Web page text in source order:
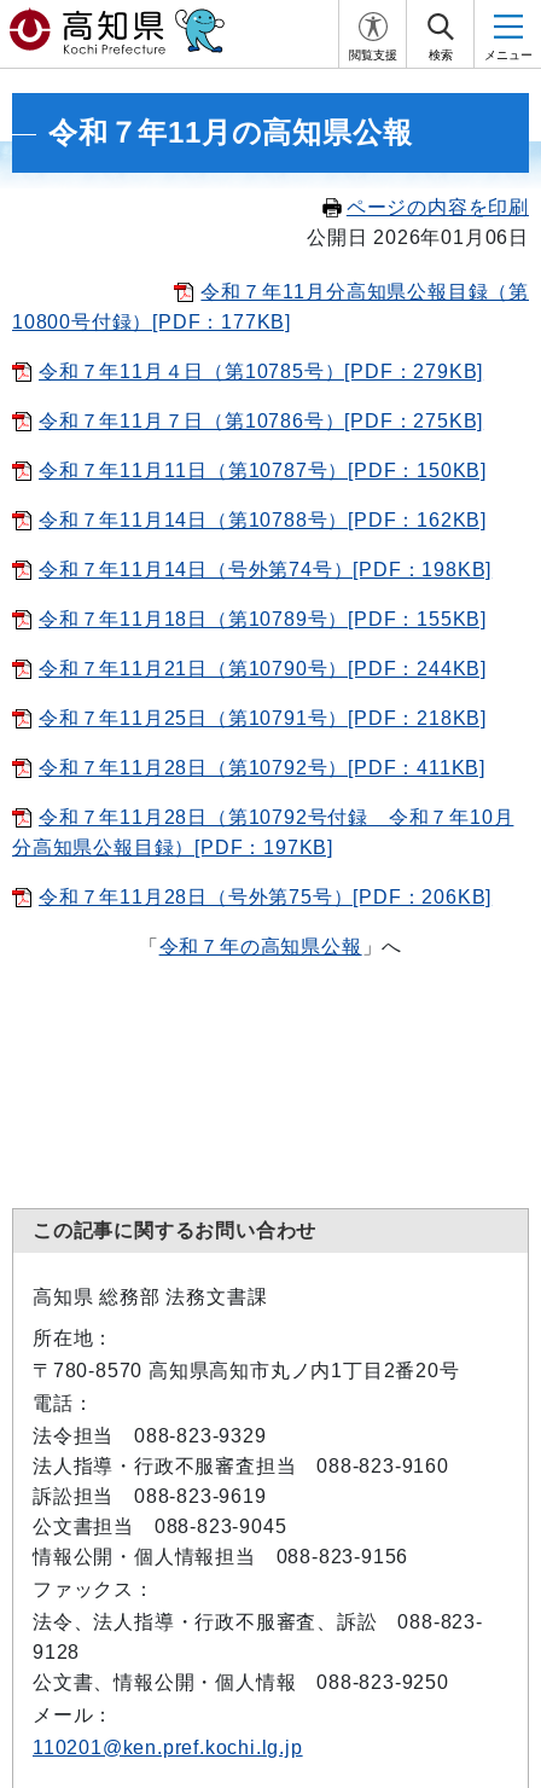
閲覧支援 検索 メニュー
令和７年11月の高知県公報
ページの内容を印刷
公開日 2026年01月06日
令和７年11月分高知県公報目録（第
10800号付録）[PDF：177KB]
令和７年11月４日（第10785号）[PDF：279KB]
令和７年11月７日（第10786号）[PDF：275KB]
令和７年11月11日（第10787号）[PDF：150KB]
令和７年11月14日（第10788号）[PDF：162KB]
令和７年11月14日（号外第74号）[PDF：198KB]
令和７年11月18日（第10789号）[PDF：155KB]
令和７年11月21日（第10790号）[PDF：244KB]
令和７年11月25日（第10791号）[PDF：218KB]
令和７年11月28日（第10792号）[PDF：411KB]
令和７年11月28日（第10792号付録 令和７年10月
分高知県公報目録）[PDF：197KB]
令和７年11月28日（号外第75号）[PDF：206KB]
「 令和７年の高知県公報 」へ
この記事に関するお問い合わせ
高知県 総務部 法務文書課
所在地：
〒780-8570 高知県高知市丸ノ内1丁目2番20号
電話：
法令担当 088-823-9329
法人指導・行政不服審査担当 088-823-9160
訴訟担当 088-823-9619
公文書担当 088-823-9045
情報公開・個人情報担当 088-823-9156
ファックス：
法令、法人指導・行政不服審査、訴訟 088-823-
9128
公文書、情報公開・個人情報 088-823-9250
メール：
110201@ken.pref.kochi.lg.jp